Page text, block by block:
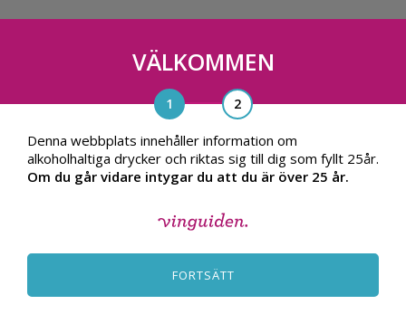
Vinguiden Nordic AB
Blasieholmsgatan 4A, 111 48, Stockholm
info@vinguiden.com
INTEGRITETSPOLICY
VÄLKOMMEN
Denna webbplats innehåller information om
alkoholhaltiga drycker och riktas sig till dig som fyllt 25år.
Om du går vidare intygar du att du är över 25 år.
FORTSÄTT